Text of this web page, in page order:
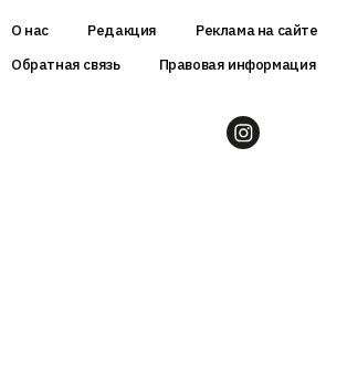
О нас Редакция
Реклама на сайте
Обратная связь
Правовая информация